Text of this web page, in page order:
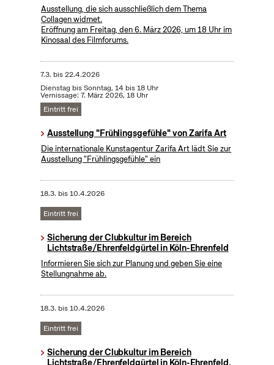
Ausstellung, die sich ausschließlich dem Thema
Collagen widmet.
Eröffnung am Freitag, den 6. März 2026, um 18 Uhr im
Kinosaal des Filmforums.
7.3. bis22.4.2026
Dienstag bis Sonntag, 14 bis 18 Uhr
Vernissage: 7. März 2026, 18 Uhr
Eintritt frei
Ausstellung "Frühlingsgefühle" von Zarifa Art
Die internationale Kunstagentur Zarifa Art lädt Sie zur
Ausstellung "Frühlingsgefühle" ein
18.3. bis10.4.2026
Eintritt frei
Sicherung der Clubkultur im Bereich
Lichtstraße/Ehrenfeldgürtel in Köln-Ehrenfeld
Informieren Sie sich zur Planung und geben Sie eine
Stellungnahme ab.
18.3. bis10.4.2026
Eintritt frei
Sicherung der Clubkultur im Bereich
Lichtstraße/Ehrenfeldgürtel in Köln-Ehrenfeld,